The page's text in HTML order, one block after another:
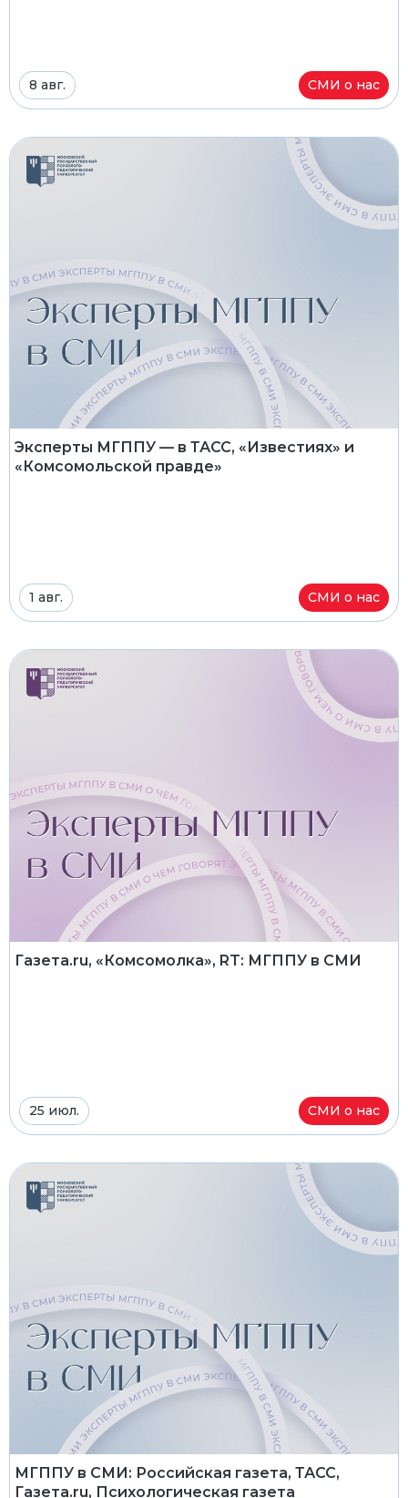
8 авг. СМИ о нас
Эксперты МГППУ — в ТАСС, «Известиях» и
«Комсомольской правде»
1 авг. СМИ о нас
Газета.ru, «Комсомолка», RT: МГППУ в СМИ
25 июл. СМИ о нас
МГППУ в СМИ: Российская газета, ТАСС,
Газета.ru, Психологическая газета